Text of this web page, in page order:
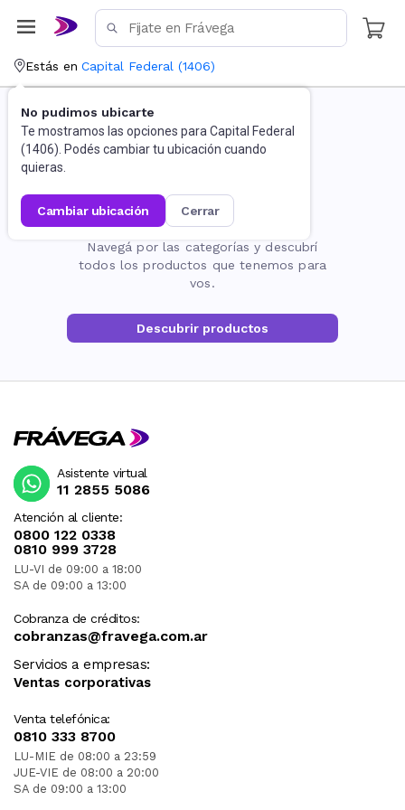
Estás en Capital Federal (1406)
No pudimos ubicarte
Te mostramos las opciones para Capital Federal
(1406). Podés cambiar tu ubicación cuando
quieras.
cambiar ubicación cerrar
La página no existe
Navegá por las categorías y descubrí
todos los productos que tenemos para
vos.
Descubrir productos
Atención al cliente:
0800 122 0338
0810 999 3728
LU-VI de 09:00 a 18:00
SA de 09:00 a 13:00
Cobranza de créditos:
cobranzas@fravega.com.ar
Servicios a empresas:
Ventas corporativas
Venta telefónica:
0810 333 8700
LU-MIE de 08:00 a 23:59
JUE-VIE de 08:00 a 20:00
SA de 09:00 a 13:00
Asistente virtual
11 2855 5086